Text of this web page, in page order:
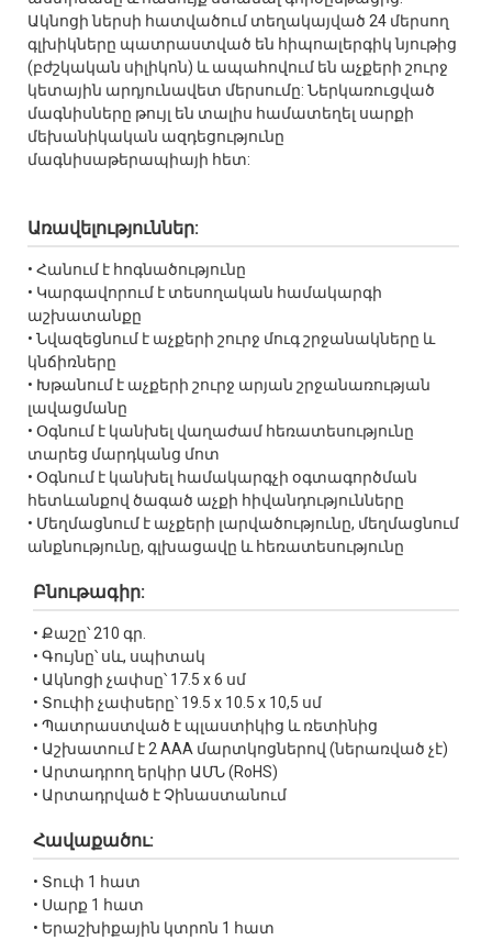
Ակնոցի ներսի հատվածում տեղակայված 24 մերսող
գլխիկները պատրաստված են հիպոալերգիկ նյութից
(բժշկական սիլիկոն) և ապահովում են աչքերի շուրջ
կետային արդյունավետ մերսումը: Ներկառուցված
մագնիսները թույլ են տալիս համատեղել սարքի
մեխանիկական ազդեցությունը
մագնիսաթերապիայի հետ:
Առավելություններ:
• Հանում է հոգնածությունը
• Կարգավորում է տեսողական համակարգի
աշխատանքը
• Նվազեցնում է աչքերի շուրջ մուգ շրջանակները և
կնճիռները
• Խթանում է աչքերի շուրջ արյան շրջանառության
լավացմանը
• Օգնում է կանխել վաղաժամ հեռատեսությունը
տարեց մարդկանց մոտ
• Օգնում է կանխել համակարգչի օգտագործման
հետևանքով ծագած աչքի հիվանդությունները
• Մեղմացնում է աչքերի լարվածությունը, մեղմացնում
անքնությունը, գլխացավը և հեռատեսությունը
Բնութագիր:
• Քաշը՝ 210 գր.
• Գույնը՝ սև, սպիտակ
• Ակնոցի չափսը՝ 17.5 x 6 սմ
• Տուփի չափսերը՝ 19.5 x 10.5 x 10,5 սմ
• Պատրաստված է պլաստիկից և ռետինից
• Աշխատում է 2 AAA մարտկոցներով (ներառված չէ)
• Արտադրող երկիր ԱՄՆ (RoHS)
• Արտադրված է Չինաստանում
Հավաքածու:
• Տուփ 1 հատ
• Սարք 1 հատ
• Երաշխիքային կտրոն 1 հատ